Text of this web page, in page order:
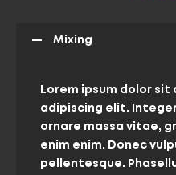
Mixing
Lorem ipsum dolor
adipiscing elit.
ornare massa vitae,
enim enim. Donec
pellentesque.